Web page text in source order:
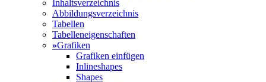
Inhaltsverzeichnis
Abbildungsverzeichnis
Tabellen
Tabelleneigenschaften
»Grafiken
Grafiken einfügen
Inlineshapes
Shapes